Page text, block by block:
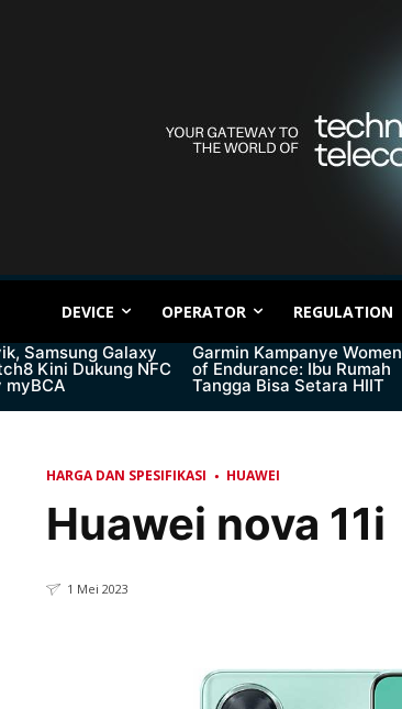
DEVICE OPERATOR REGULATION
Samsung Galaxy
Kini Dukung NFC
myBCA
Garmin Kampanye Women
of Endurance: Ibu Rumah
Tangga Bisa Setara HIIT
HARGA DAN SPESIFIKASI HUAWEI
Huawei nova 11i
1 Mei 2023